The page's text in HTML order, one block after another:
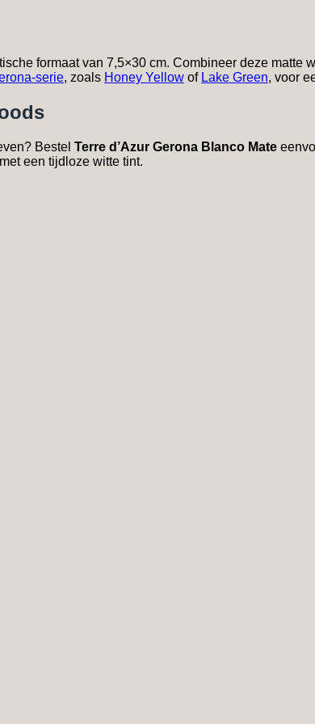
formaat van 7,5×30 cm. Combineer deze matte
serie, zoals Honey Yellow of Lake Green, voor
Bestel Terre d’Azur Gerona Blanco Mate
een tijdloze witte tint.